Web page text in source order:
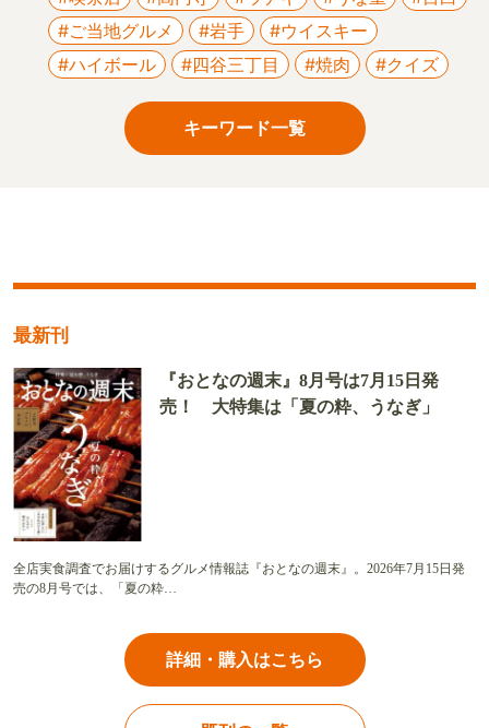
#ご当地グルメ
#岩手
#ウイスキー
#ハイボール
#四谷三丁目 #焼肉 #クイズ
キーワード一覧
最新刊
『おとなの週末』8月号は7月15日発
売！ 大特集は「夏の粋、うなぎ」
全店実食調査でお届けするグルメ情報誌『おとなの週末』。2026年7月15日発
売の8月号では、「夏の粋…
詳細・購入はこちら